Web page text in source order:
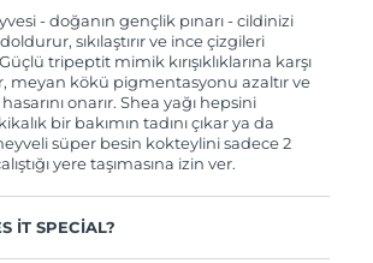
- doğanın gençlik pınarı - cildinizi
sıkılaştırır ve ince çizgileri
tripeptit mimik kırışıklıklarına karşı
meyan kökü pigmentasyonu azaltır ve
onarır. Shea yağı hepsini
bir bakımın tadını çıkar ya da
süper besin kokteylini sadece 2
yere taşımasına izin ver.
IT SPECIAL?
Tahmini teslim tarihi8/8/26
Tahmini teslim tarihi
Tahmini teslim tarihi